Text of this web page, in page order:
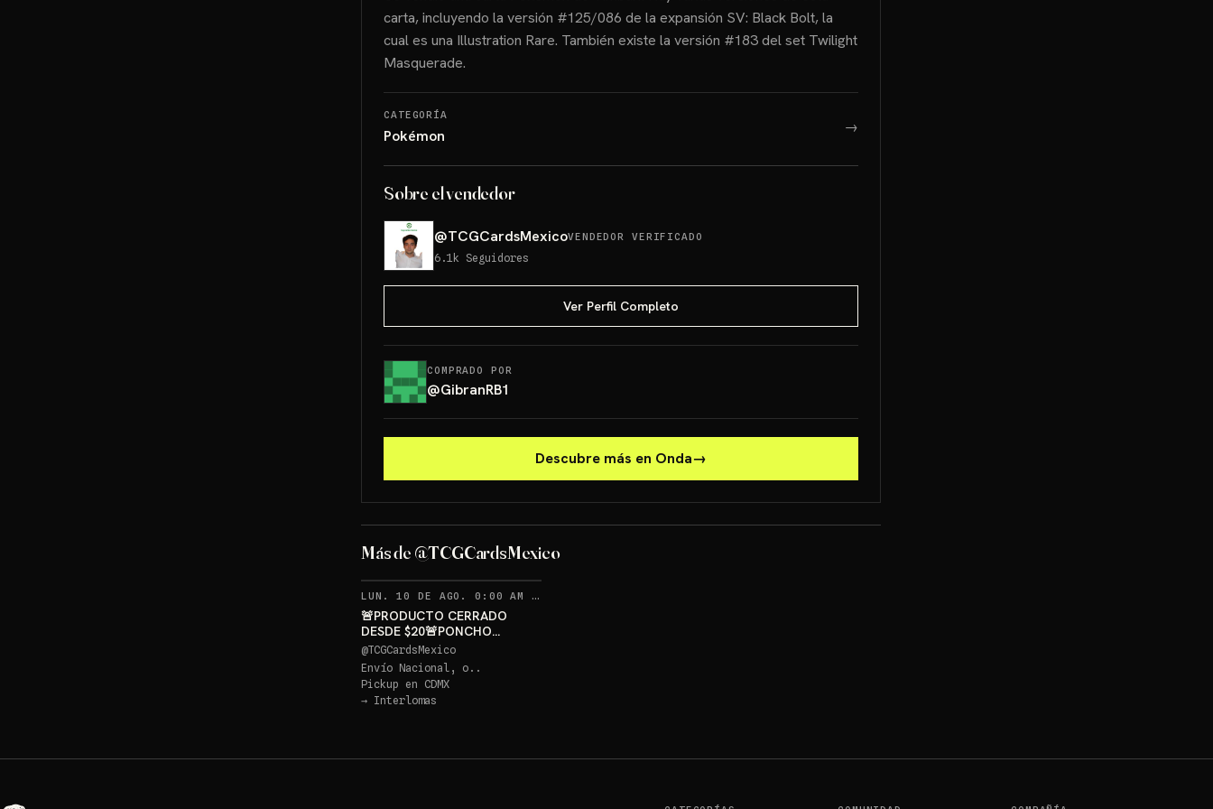
carta, incluyendo la versión #125/086 de la expansión SV: Black Bolt, la
cual es una Illustration Rare. También existe la versión #183 del set Twilight
Masquerade.
CATEGORÍA
Pokémon →
Sobre el vendedor
@TCGCardsMexicoVENDEDOR VERIFICADO
6.1k Seguidores
Ver Perfil Completo
COMPRADO POR
@GibranRB1
Descubre más en Onda→
Más de @TCGCardsMexico
PONCHO PIKACHU PSA 10
Sorteo: PONCHO PIKACHU PSA 10 GRATIS →
LUN. 10 DE AGO. 0:00 AM ·
🚨PRODUCTO CERRADO
DESDE $20🚨PONCHO
PIKACHU PSA 10 GRATIS
@TCGCardsMexico
Envío Nacional, o..
Pickup en CDMX
→ Interlomas